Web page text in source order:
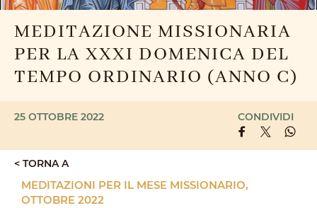
MEDITAZIONE MISSIONARIA
PER LA XXXI DOMENICA DEL
TEMPO ORDINARIO (ANNO C)
25 OTTOBRE 2022 CONDIVIDI
< TORNA A
MEDITAZIONI PER IL MESE MISSIONARIO,
OTTOBRE 2022